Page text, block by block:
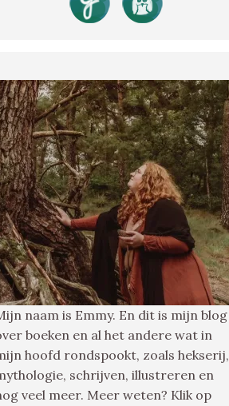
naam is Emmy. En dit is mijn blog
boeken en al het andere wat in
hoofd rondspookt, zoals hekserij,
schrijven, illustreren en
veel meer. Meer weten? Klik op